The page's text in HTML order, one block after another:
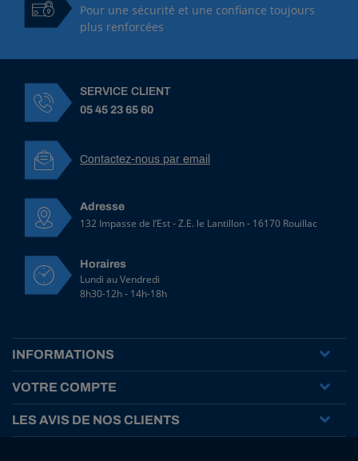
Pour une sécurité et une confiance toujours
plus renforcées
SERVICE CLIENT
05 45 23 65 60
Contactez-nous par email
Adresse
132 Impasse de l’Est - Z.E. le Lantillon - 16170 Rouillac
Horaires
Lundi au Vendredi
8h30-12h - 14h-18h
INFORMATIONS
VOTRE COMPTE
LES AVIS DE NOS CLIENTS